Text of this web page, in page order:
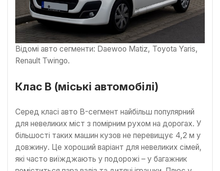
Відомі авто сегменти: Daewoo Matiz, Toyota Yaris,
Renault Twingo.
Клас B (міські автомобілі)
Серед класі авто B-сегмент найбільш популярний
для невеликих міст з помірним рухом на дорогах. У
більшості таких машин кузов не перевищує 4,2 м у
довжину. Це хороший варіант для невеликих сімей,
які часто виїжджають у подорожі – у багажник